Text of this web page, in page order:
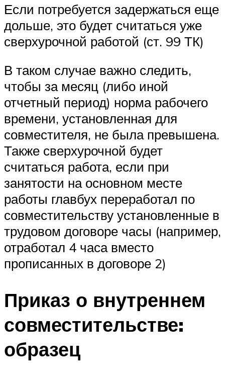
Если потребуется задержаться еще
дольше, это будет считаться уже
сверхурочной работой (ст. 99 ТК)
В таком случае важно следить,
чтобы за месяц (либо иной
отчетный период) норма рабочего
времени, установленная для
совместителя, не была превышена.
Также сверхурочной будет
считаться работа, если при
занятости на основном месте
работы главбух переработал по
совместительству установленные в
трудовом договоре часы (например,
отработал 4 часа вместо
прописанных в договоре 2)
Приказ о внутреннем
совместительстве:
образец